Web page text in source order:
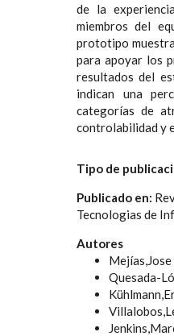
de la
miembros del
prototipo
para apoyar los
resultados del
indican una
categorías de
controlabilidad y
Tipo de
Publicado en:
Tecnologias de
Autores
Mejías,Jose
Quesada-